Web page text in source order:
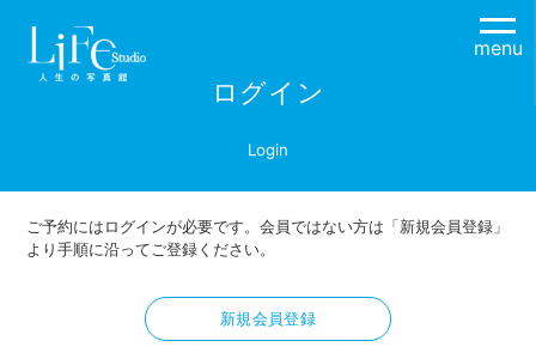
menu
ログイン
Login
ご予約にはログインが必要です。会員ではない方は「新規会員登録」
より手順に沿ってご登録ください。
新規会員登録